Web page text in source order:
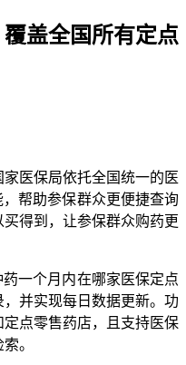
盖全国所有定点
医保局依托全国统一的医
帮助参保群众更便捷查询
得到，让参保群众购药更
一个月内在哪家医保定点
并实现每日数据更新。功
点零售药店，且支持医保
。